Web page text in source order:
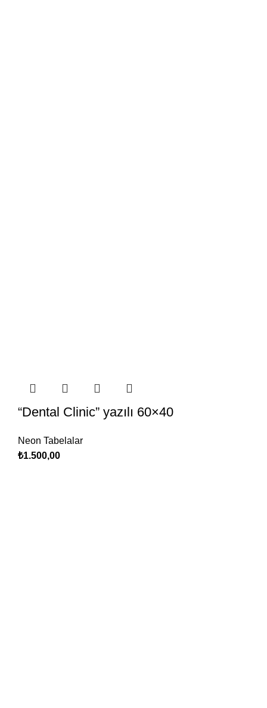
“Dental Clinic” yazılı 60×40
Neon Tabelalar
₺1.500,00